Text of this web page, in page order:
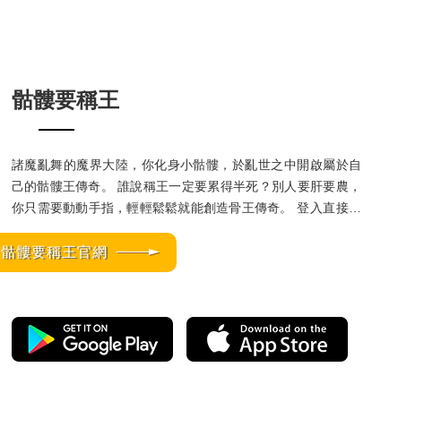
骷髏要稱王
諸魔亂舞的魔界大陸，你化身小骷髏，於亂世之中開啟屬於自
己的骷髏王傳奇。 誰說稱王一定要累得半死？別人要肝要農，
你只需要動動手指，輕輕鬆鬆就能創造骨王傳奇。 登入直接送
骷髏要稱王官網